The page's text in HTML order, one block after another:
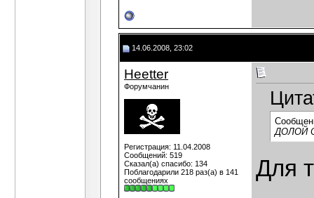
14.06.2008, 23:02
Heetter
Форумчанин
Регистрация: 11.04.2008
Сообщений: 519
Сказал(а) спасибо: 134
Поблагодарили 218 раз(а) в 141
сообщениях
ДОЛОЙ
Для